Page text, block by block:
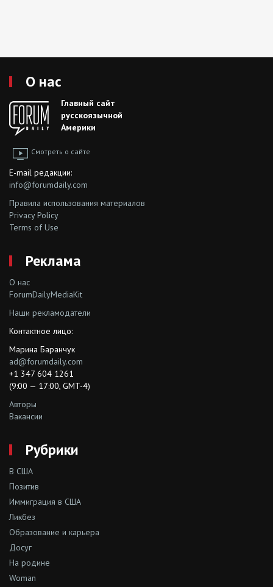
О нас
Главный сайт
русскоязычной
Америки
Смотреть о сайте
E-mail редакции:
info@forumdaily.com
Правила использования материалов
Privacy Policy
Terms of Use
Реклама
О нас
ForumDailyMediaKit
Наши рекламодатели
Контактное лицо:
Марина Баранчук
ad@forumdaily.com
+1 347 604 1261
(9:00 — 17:00, GMT-4)
Авторы
Вакансии
Рубрики
В США
Позитив
Иммиграция в США
Ликбез
Образование и карьера
Досуг
На родине
Woman